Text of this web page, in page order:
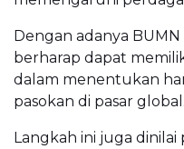
Dengan adanya
berharap dapat
dalam menentukan
pasokan di pasar global.
Langkah ini juga